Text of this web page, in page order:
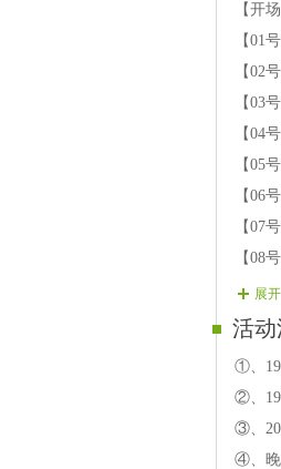
【开
【01
【02
【03
【04
【05
【06
【07
【08
【09
【10
展开
活动
①、19
②、19
③、
④、晚